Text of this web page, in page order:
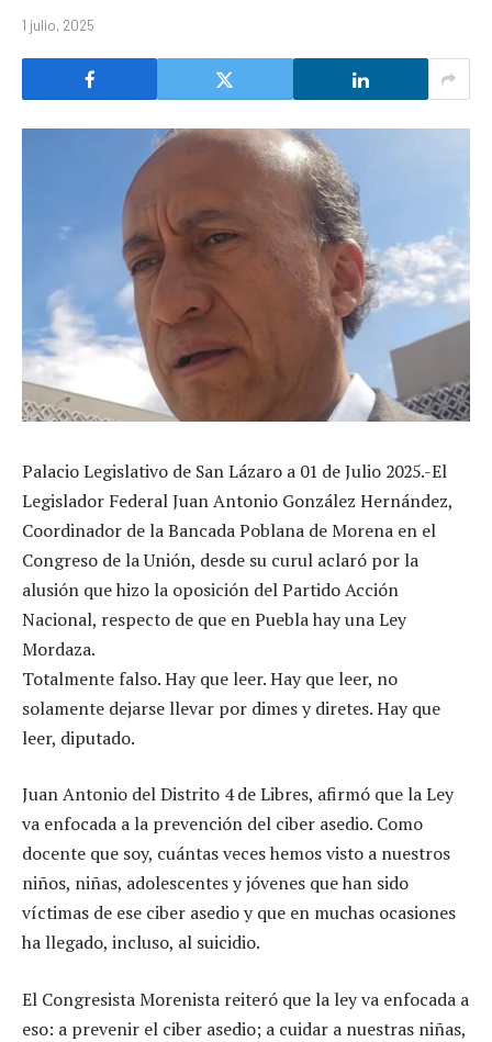
1 julio, 2025
Palacio Legislativo de San Lázaro a 01 de Julio 2025.-El
Legislador Federal Juan Antonio González Hernández,
Coordinador de la Bancada Poblana de Morena en el
Congreso de la Unión, desde su curul aclaró por la
alusión que hizo la oposición del Partido Acción
Nacional, respecto de que en Puebla hay una Ley
Mordaza.
Totalmente falso. Hay que leer. Hay que leer, no
solamente dejarse llevar por dimes y diretes. Hay que
leer, diputado.
Juan Antonio del Distrito 4 de Libres, afirmó que la Ley
va enfocada a la prevención del ciber asedio. Como
docente que soy, cuántas veces hemos visto a nuestros
niños, niñas, adolescentes y jóvenes que han sido
víctimas de ese ciber asedio y que en muchas ocasiones
ha llegado, incluso, al suicidio.
El Congresista Morenista reiteró que la ley va enfocada a
eso: a prevenir el ciber asedio; a cuidar a nuestras niñas,